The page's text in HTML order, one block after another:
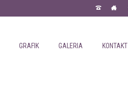
GRAFIK GALERIA KONTAKT